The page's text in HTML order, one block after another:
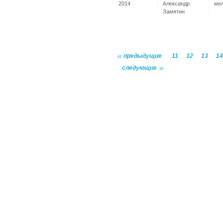
2014
Александр
Замятин
предыдущие 11 12 13
14
следующие